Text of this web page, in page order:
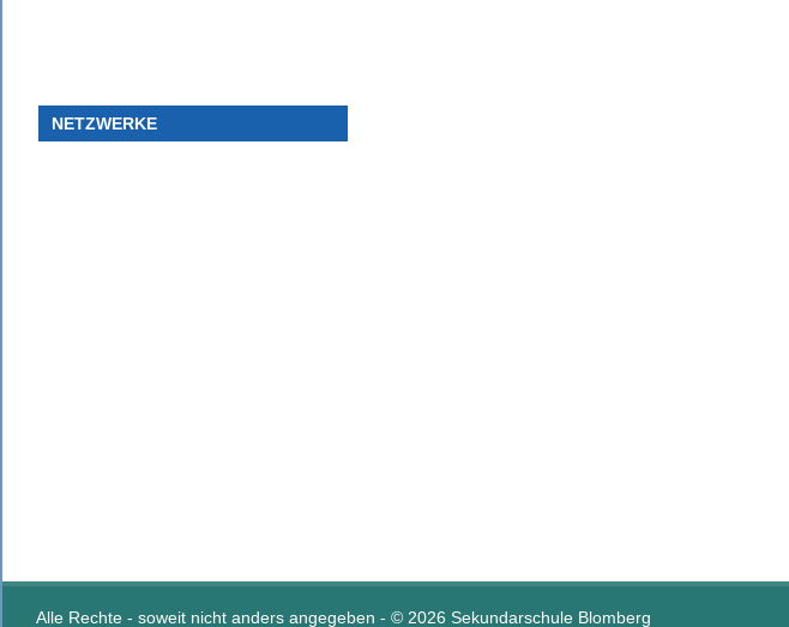
NETZWERKE
Alle Rechte - soweit nicht anders angegeben - © 2026 Sekundarschule Blomberg